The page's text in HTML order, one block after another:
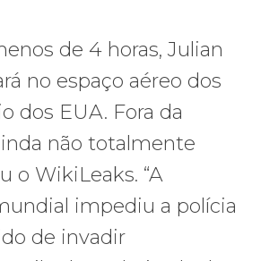
de 4 horas, Julian
no espaço aéreo dos
dos EUA. Fora da
não totalmente
o WikiLeaks. “A
impediu a polícia
de invadir